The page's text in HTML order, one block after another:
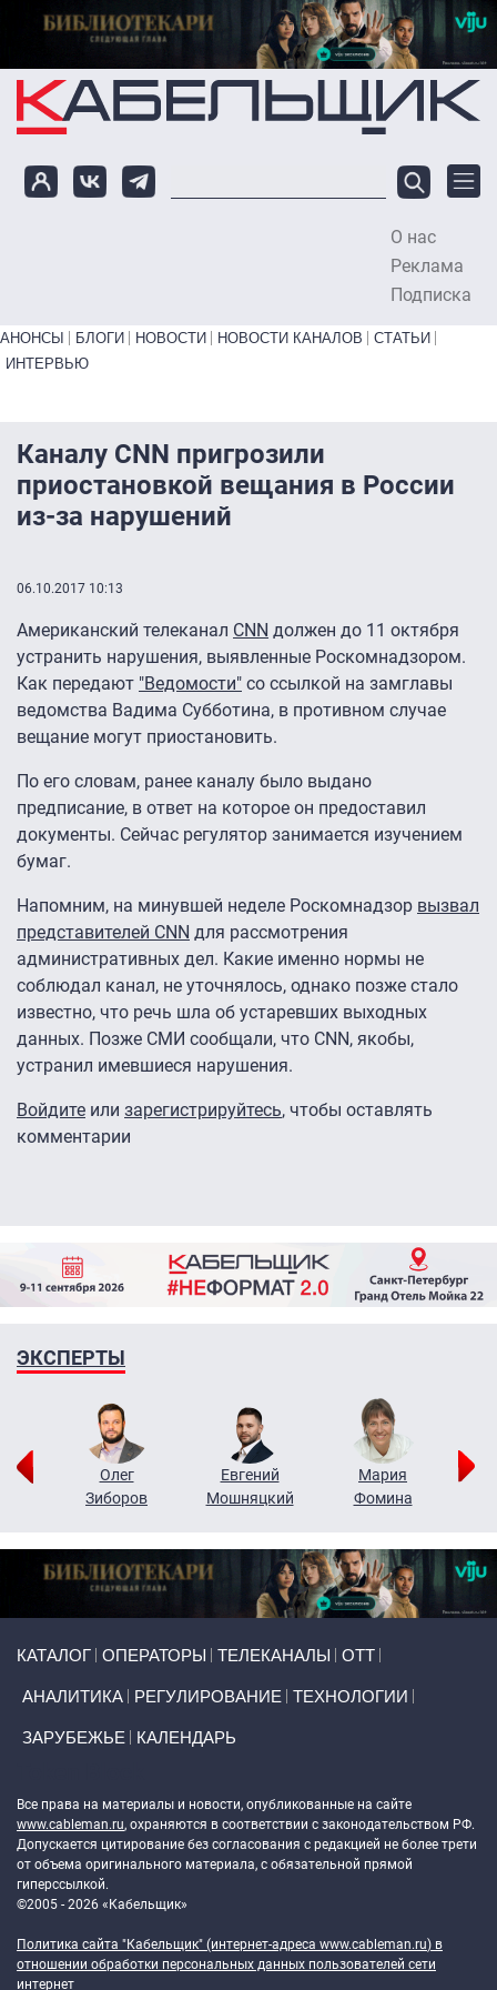
Перейти к основному содержанию
О нас
Реклама
Подписка
Primary links bottom
АНОНСЫ БЛОГИ НОВОСТИ НОВОСТИ КАНАЛОВ
СТАТЬИ
ИНТЕРВЬЮ
Каналу CNN пригрозили
приостановкой вещания в России
из-за нарушений
06.10.2017 10:13
Американский телеканал CNN должен до 11 октября
устранить нарушения, выявленные Роскомнадзором.
Как передают "Ведомости" со ссылкой на замглавы
ведомства Вадима Субботина, в противном случае
вещание могут приостановить.
По его словам, ранее каналу было выдано
предписание, в ответ на которое он предоставил
документы. Сейчас регулятор занимается изучением
бумаг.
Напомним, на минувшей неделе Роскомнадзор вызвал
представителей CNN для рассмотрения
административных дел. Какие именно нормы не
соблюдал канал, не уточнялось, однако позже стало
известно, что речь шла об устаревших выходных
данных. Позже СМИ сообщали, что CNN, якобы,
устранил имевшиеся нарушения.
Войдите или зарегистрируйтесь, чтобы оставлять
комментарии
ЭКСПЕРТЫ
Олег
Зиборов
Евгений
Мошняцкий
Мария
Фомина
КАТАЛОГ ОПЕРАТОРЫ ТЕЛЕКАНАЛЫ ОТТ
АНАЛИТИКА РЕГУЛИРОВАНИЕ ТЕХНОЛОГИИ
ЗАРУБЕЖЬЕ КАЛЕНДАРЬ
Все права на материалы и новости, опубликованные на сайте
www.cableman.ru, охраняются в соответствии с законодательством РФ.
Допускается цитирование без согласования с редакцией не более трети
от объема оригинального материала, с обязательной прямой
гиперссылкой.
©2005 - 2026 «Кабельщик»
Политика сайта "Кабельщик" (интернет-адреса www.cableman.ru) в
отношении обработки персональных данных пользователей сети
интернет